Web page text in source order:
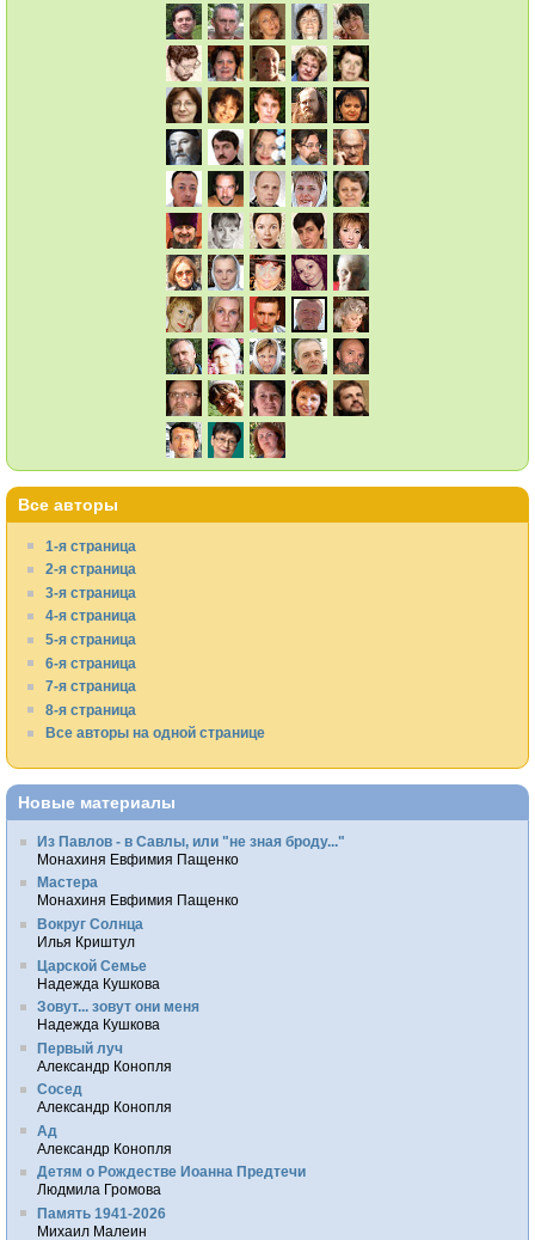
Все авторы
1-я страница
2-я страница
3-я страница
4-я страница
5-я страница
6-я страница
7-я страница
8-я страница
Все авторы на одной странице
Новые материалы
Из Павлов - в Савлы, или "не зная броду..."
Монахиня Евфимия Пащенко
Мастера
Монахиня Евфимия Пащенко
Вокруг Солнца
Илья Криштул
Царской Семье
Надежда Кушкова
Зовут... зовут они меня
Надежда Кушкова
Первый луч
Александр Конопля
Сосед
Александр Конопля
Ад
Александр Конопля
Детям о Рождестве Иоанна Предтечи
Людмила Громова
Память 1941-2026
Михаил Малеин